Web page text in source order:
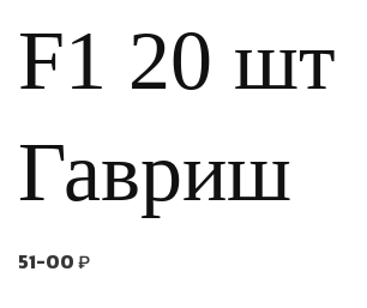
F1 20 шт
Гавриш
51-00₽